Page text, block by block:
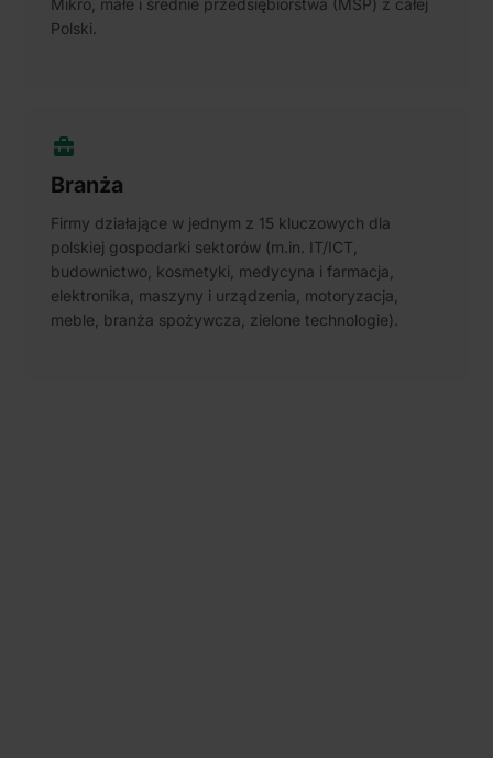
społecznościowym, reklamowym i analitycznym.
Partnerzy mogą połączyć te informacje z innymi danymi
Polski.
Branża
Firmy działające w jednym z 15 kluczowych dla
polskiej gospodarki sektorów (m.in. IT/ICT,
budownictwo, kosmetyki, medycyna i farmacja,
elektronika, maszyny i urządzenia, motoryzacja,
meble, branża spożywcza, zielone technologie).